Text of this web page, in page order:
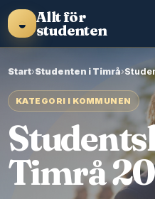
◒ Allt för
studenten
Start›Studenten i Timrå›
KATEGORI I KOMMUNEN
Timrå